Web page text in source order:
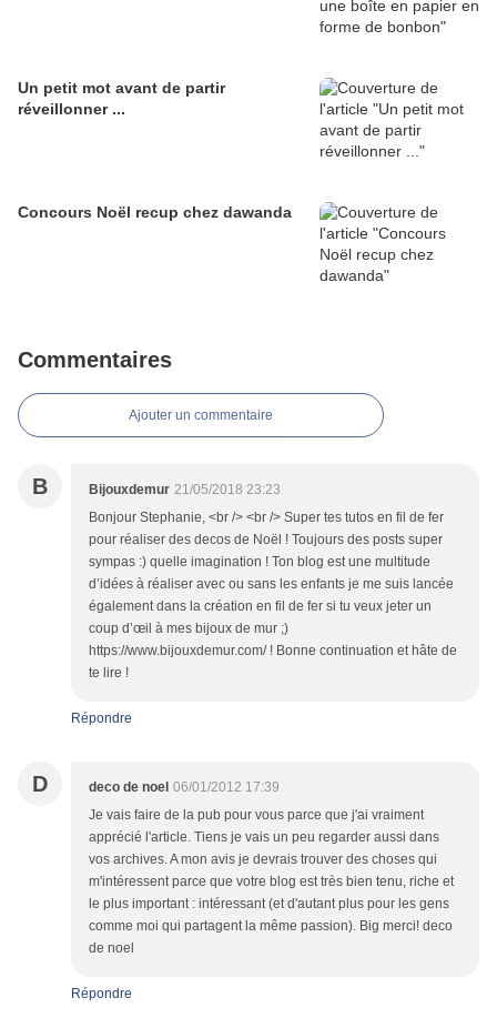
Un petit mot avant de partir
réveillonner ...
Concours Noël recup chez dawanda
Commentaires
Ajouter un commentaire
B Bijouxdemur 21/05/2018 23:23
Bonjour Stephanie, <br /> <br /> Super tes tutos en fil de fer
pour réaliser des decos de Noël ! Toujours des posts super
sympas :) quelle imagination ! Ton blog est une multitude
d’idées à réaliser avec ou sans les enfants je me suis lancée
également dans la création en fil de fer si tu veux jeter un
coup d’œil à mes bijoux de mur ;)
https://www.bijouxdemur.com/ ! Bonne continuation et hâte de
te lire !
Répondre
D deco de noel 06/01/2012 17:39
Je vais faire de la pub pour vous parce que j'ai vraiment
apprécié l'article. Tiens je vais un peu regarder aussi dans
vos archives. A mon avis je devrais trouver des choses qui
m'intéressent parce que votre blog est très bien tenu, riche et
le plus important : intéressant (et d'autant plus pour les gens
comme moi qui partagent la même passion). Big merci! deco
de noel
Répondre